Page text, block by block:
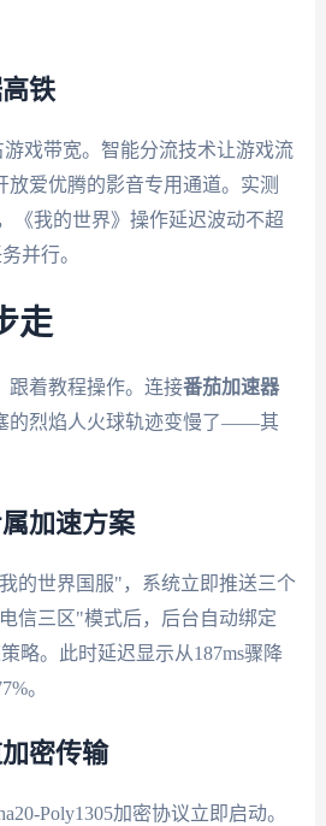
铁
戏带宽。智能分流技术让游戏流
放爱优腾的影音专用通道。实测
《我的世界》操作延迟波动不超
并行。
走
跟着教程操作。连接番茄加速器
的烈焰人火球轨迹变慢了——其
加速方案
的世界国服"，系统立即推送三个
信三区"模式后，后台自动绑定
略。此时延迟显示从187ms骤降
。
密传输
Poly1305加密协议立即启动。